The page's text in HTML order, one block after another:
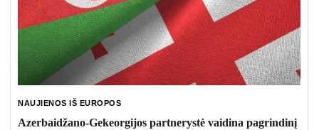
NAUJIENOS IŠ EUROPOS
Azerbaidžano-Gekeorgijos partnerystė vaidina pagrindinį